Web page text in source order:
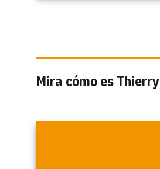
Mira cómo es Thierry